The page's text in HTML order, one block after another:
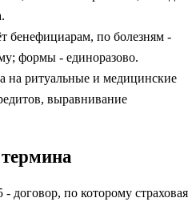
бенефициарам, по болезням -
формы - единоразово.
на ритуальные и медицинские
выравнивание
договор, по которому страховая